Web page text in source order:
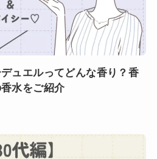
ュエルってどんな香り？香
水をご紹介